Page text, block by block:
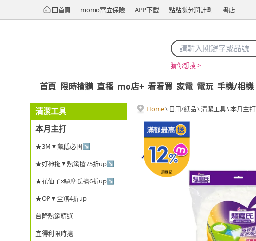
回首頁 momo富立保險 APP下載 點點賺分潤計劃 書店
猜你想搜 >
首頁 限時搶購 直播 mo店+ 看看買 家電 電玩 手機/相機
清潔工具
本月主打
★3M▼飆低必囤↘
★好神拖▼熱銷搶75折up↘
★花仙子x驅塵氏搶6折up↘
★OP▼全館4折up
台隆熱銷精選
宜得利限時搶
Home\ 日用/紙品\清潔工具\本月主打